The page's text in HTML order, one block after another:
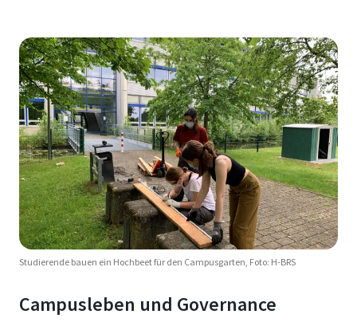
Studierende bauen ein Hochbeet für den Campusgarten, Foto: H-BRS
Campusleben und Governance